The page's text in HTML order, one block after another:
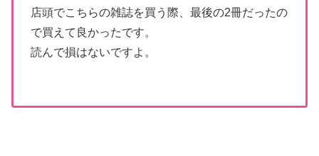
店頭でこちらの雑誌を買う際、最後の2冊だったの
で買えて良かったです。
読んで損はないですよ。